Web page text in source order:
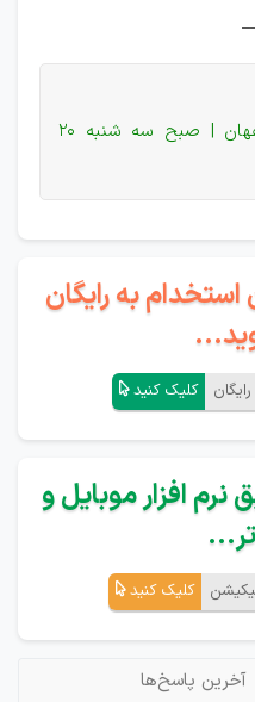
روزنامه استخدامی استان اصفهان | صبح سه شنبه 20
استخدام به رایگان
کلیک کنید
افزار موبایل و
کلیک کنید
آخرین پاسخ‌ها